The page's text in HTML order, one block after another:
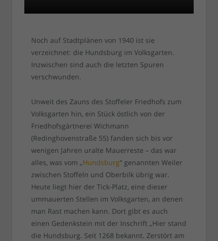
Noch auf Stadtplänen von 1940 ist sie
verzeichnet: die Hundsburg im Volksgarten.
Inzwischen sind auch die letzten Spuren
verschwunden.
Unweit des Zauns des Stoffeler Friedhofs zum
Volksgarten hin, ein Stück östlich von der
Friedhofsgärtnerei Wichmann
(Redinghovenstraße 55) fanden sich bis vor
wenigen Jahren uralte Mauerreste – das war
alles, was vom „Hundsburg“ genannten Weiler
zwischen Stoffeln und Oberbilk übrig war.
Heute liegt hier der Tick-Platz, eine dieser
ummauerten Stellen im Volksgarten, an denen
man Rast machen kann. Dort gibt es auch
einen Gedenkstein mit der Inschrift „Hier stand
die Hundsburg. Seit 1268 bekannt. Zerstört am